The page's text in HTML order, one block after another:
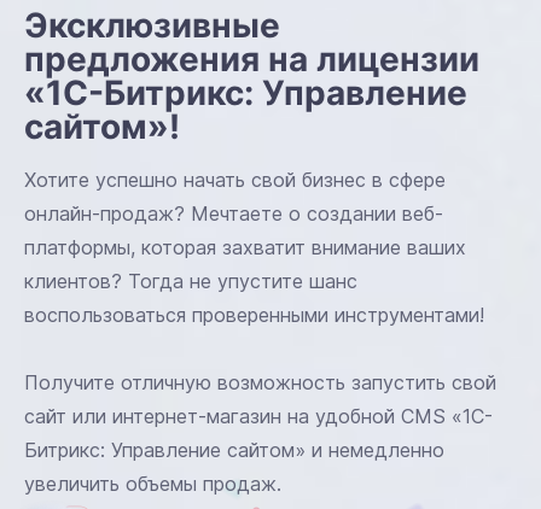
Эксклюзивные
предложения на лицензии
«1С-Битрикс: Управление
сайтом»!
Хотите успешно начать свой бизнес в сфере
онлайн-продаж? Мечтаете о создании веб-
платформы, которая захватит внимание ваших
клиентов? Тогда не упустите шанс
воспользоваться проверенными инструментами!
Получите отличную возможность запустить свой
сайт или интернет-магазин на удобной CMS «1С-
Битрикс: Управление сайтом» и немедленно
увеличить объемы продаж.